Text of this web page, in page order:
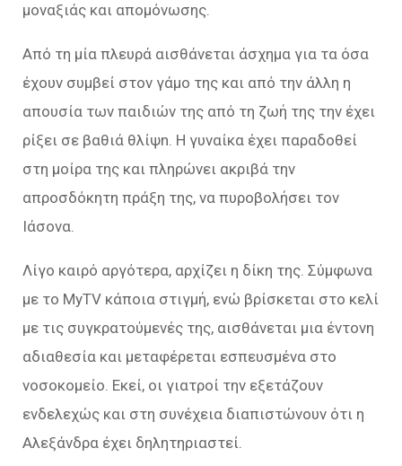
μοναξιάς και απομόνωσης.
Από τη μία πλευρά αισθάνεται άσχημα για τα όσα
έχουν συμβεί στον γάμο της και από την άλλη η
απουσία των παιδιών της από τη ζωή της την έχει
ρίξει σε βαθιά θλίψn. Η γυναίκα έχει παραδοθεί
στη μοίρα της και πληρώνει ακριβά την
απροσδόκητη πράξη της, να πυροβολήσει τον
Ιάσονα.
Λίγο καιρό αργότερα, αρχίζει η δίκη της. Σύμφωνα
με το MyTV κάποια στιγμή, ενώ βρίσκεται στο κελί
με τις συγκρατούμενές της, αισθάνεται μια έντονη
αδιαθεσία και μεταφέρεται εσπευσμένα στο
νοσοκομείο. Εκεί, οι γιατροί την εξετάζουν
ενδελεχώς και στη συνέχεια διαπιστώνουν ότι η
Αλεξάνδρα έχει δηλητηριαστεί.